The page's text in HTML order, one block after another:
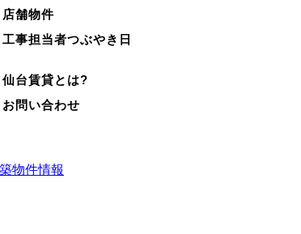
店舗物件
工事担当者つぶやき日
仙台賃貸とは?
お問い合わせ